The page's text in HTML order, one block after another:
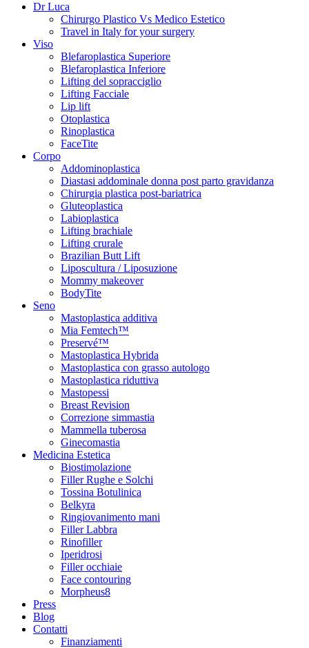
Dr Luca
Chirurgo Plastico Vs Medico Estetico
Travel in Italy for your surgery
Viso
Blefaroplastica Superiore
Blefaroplastica Inferiore
Lifting del sopracciglio
Lifting Facciale
Lip lift
Otoplastica
Rinoplastica
FaceTite
Corpo
Addominoplastica
Diastasi addominale donna post parto gravidanza
Chirurgia plastica post-bariatrica
Gluteoplastica
Labioplastica
Lifting brachiale
Lifting crurale
Brazilian Butt Lift
Liposcultura / Liposuzione
Mommy makeover
BodyTite
Seno
Mastoplastica additiva
Mia Femtech™
Preservé™
Mastoplastica Hybrida
Mastoplastica con grasso autologo
Mastoplastica riduttiva
Mastopessi
Breast Revision
Correzione simmastia
Mammella tuberosa
Ginecomastia
Medicina Estetica
Biostimolazione
Filler Rughe e Solchi
Tossina Botulinica
Belkyra
Ringiovanimento mani
Filler Labbra
Rinofiller
Iperidrosi
Filler occhiaie
Face contouring
Morpheus8
Press
Blog
Contatti
Finanziamenti